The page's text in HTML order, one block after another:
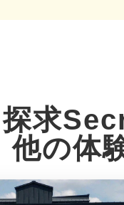
探求
他の体
厚木